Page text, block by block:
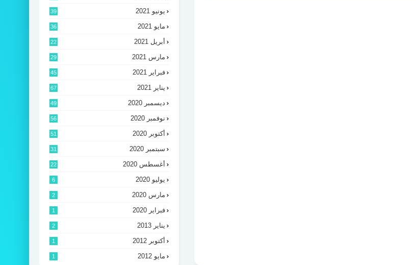
يونيو 2021 39
مايو 2021 36
أبريل 2021 22
مارس 2021 29
فبراير 2021 45
يناير 2021 67
ديسمبر 2020 49
نوفمبر 2020 56
أكتوبر 2020 51
سبتمبر 2020 31
أغسطس 2020 22
يوليو 2020 6
مارس 2020 2
فبراير 2020 1
يناير 2013 2
أكتوبر 2012 1
مايو 2012 1